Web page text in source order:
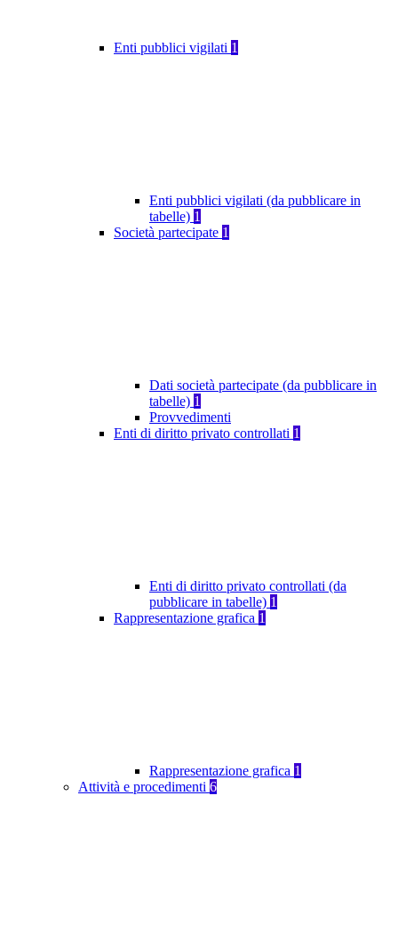
Enti pubblici vigilati 1
Enti pubblici vigilati (da pubblicare in
tabelle) 1
Società partecipate 1
Dati società partecipate (da pubblicare in
tabelle) 1
Provvedimenti
Enti di diritto privato controllati 1
Enti di diritto privato controllati (da
pubblicare in tabelle) 1
Rappresentazione grafica 1
Rappresentazione grafica 1
Attività e procedimenti 6